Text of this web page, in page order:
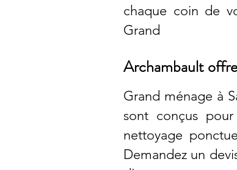
chaque coin de
Grand
Archambault
Grand ménage à
sont conçus
nettoyage
Demandez un